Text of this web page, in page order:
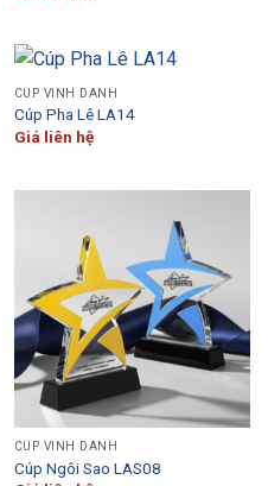
CÚP VINH DANH
Cúp Pha Lê LA14
Giá liên hệ
CÚP VINH DANH
Cúp Ngôi Sao LAS08